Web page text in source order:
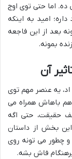
اما حتی توی اوج
امید به اینکه
بعد از این فاجعه
بمونه.
آن
یه عنصر مهم توی
هم باهاش همراه می
حقیقت، حتی اگه
بخش از داستان
چطور می تونه روی
فاش بشه.